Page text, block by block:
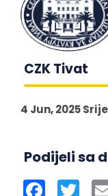
CZK Tivat
4 Jun, 2025
Podijeli sa
Facebook